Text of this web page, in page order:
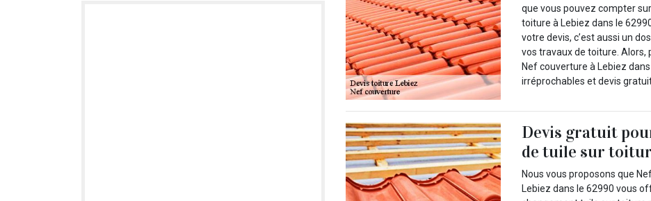
que vous pouvez compter
toiture à Lebiez dans le
votre devis, c’est aussi un
vos travaux de toiture.
Nef couverture à Lebiez
irréprochables et devis
Devis gratuit
de tuile sur
Nous vous proposons que
Lebiez dans le 62990 vous